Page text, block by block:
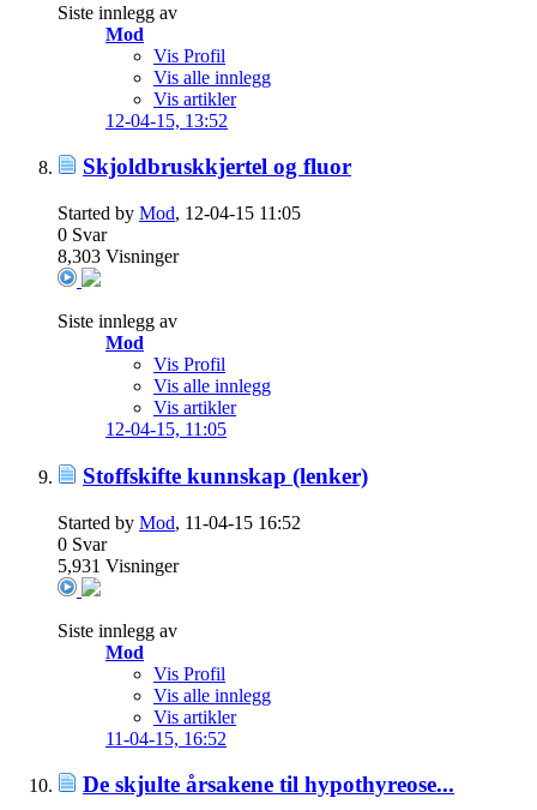
Siste innlegg av
Mod
Vis Profil
Vis alle innlegg
Vis artikler
12-04-15, 13:52
Skjoldbruskkjertel og fluor
Started by Mod, 12-04-15 11:05
0 Svar
8,303 Visninger
Siste innlegg av
Mod
Vis Profil
Vis alle innlegg
Vis artikler
12-04-15, 11:05
Stoffskifte kunnskap (lenker)
Started by Mod, 11-04-15 16:52
0 Svar
5,931 Visninger
Siste innlegg av
Mod
Vis Profil
Vis alle innlegg
Vis artikler
11-04-15, 16:52
De skjulte årsakene til hypothyreose...